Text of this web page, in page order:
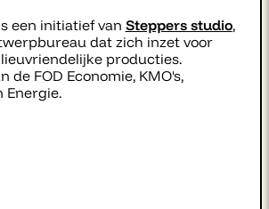
een initiatief van Steppers studio,
dat zich inzet voor
producties.
de FOD Economie, KMO's,
Energie.